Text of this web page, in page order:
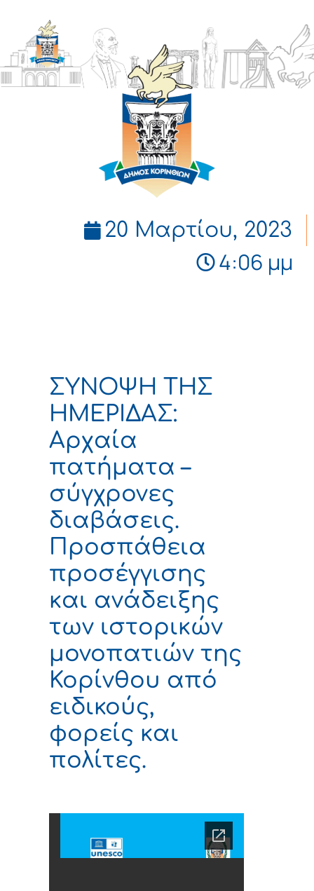
ΔΗΜΟΣ
ΚΟΡΙΝΘΙΩΝ
20 Μαρτίου, 2023
4:06 μμ
ΣΥΝΟΨΗ ΤΗΣ
ΗΜΕΡΙΔΑΣ:
Αρχαία
πατήματα –
σύγχρονες
διαβάσεις.
Προσπάθεια
προσέγγισης
και ανάδειξης
των ιστορικών
μονοπατιών της
Κορίνθου από
ειδικούς,
φορείς και
πολίτες.